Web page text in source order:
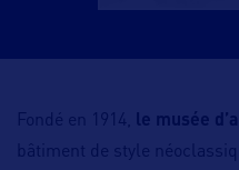
Fondé en 1914, le musée
bâtiment de style